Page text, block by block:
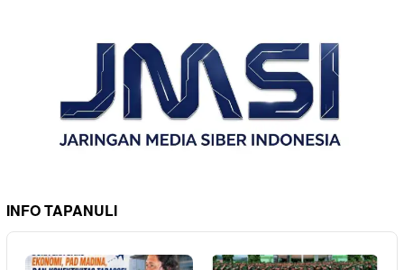
INFO TAPANULI